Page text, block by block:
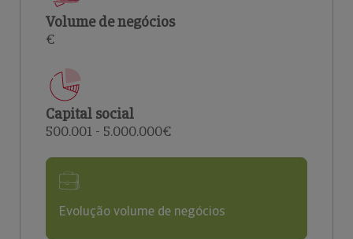
Volume de negócios
€
Capital social
500.001 - 5.000.000€
Evolução volume de negócios